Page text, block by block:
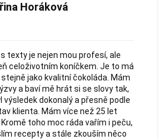
Horáková
texty je nejen mou profesí, ale
celoživotním koníčkem. Je to má
jako kvalitní čokoláda. Mám
a baví mě hrát si se slovy tak,
výsledek dokonalý a přesně podle
klienta. Mám více než 25 let
toho moc ráda vařím i peču,
recepty a stále zkouším něco